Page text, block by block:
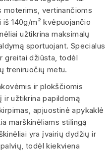
moterims, vertinančioms
140g/m² kvėpuojančio
užtikrina maksimalų
sportuojant. Specialus
greitai džiūsta, todėl
treniruočių metu.
ir plokščiomis
ir užtikrina papildomą
apjuostinė apykaklė
marškinėliams stilingą
yra įvairių dydžių ir
todėl kiekviena